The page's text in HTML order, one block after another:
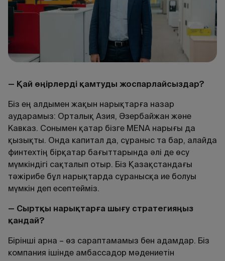
— Қай өңірлерді қамтуды жоспарлайсыздар?
Біз ең алдымен жақын нарықтарға назар
аударамыз: Орталық Азия, Әзербайжан және
Кавказ. Сонымен қатар бізге MENA нарығы да
қызықты. Онда капитал да, сұраныс та бар, алайда
финтехтің бірқатар бағыттарында әлі де өсу
мүмкіндігі сақталып отыр. Біз Қазақстандағы
тәжірибе бұл нарықтарда сұранысқа ие болуы
мүмкін деп есептейміз.
— Сыртқы нарықтарға шығу стратегияңыз
қандай?
Бірінші арна – өз сараптамамыз бен адамдар. Біз
компания ішінде амбассадор мәдениетін